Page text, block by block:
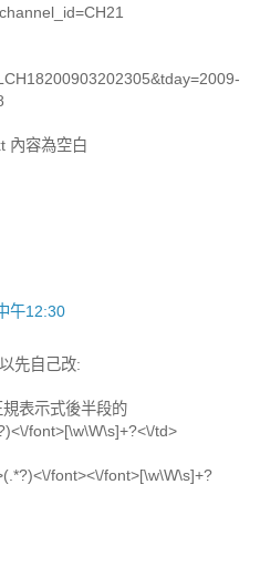
內容為空白
午12:30
先自己改:
表示式後半段的
font>[\w\W\s]+?<\/td>
font><\/font>[\w\W\s]+?